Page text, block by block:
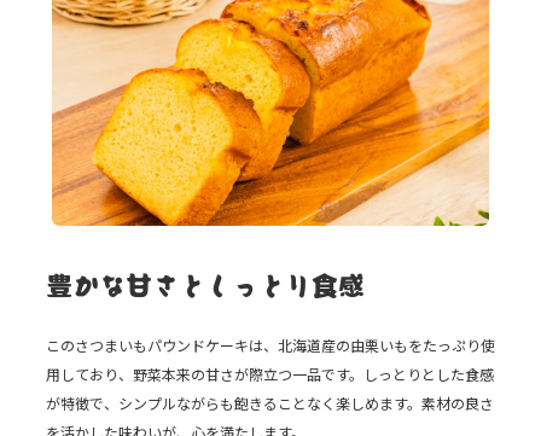
豊かな甘さとしっとり食感
このさつまいもパウンドケーキは、北海道産の由栗いもをたっぷり使
用しており、野菜本来の甘さが際立つ一品です。しっとりとした食感
が特徴で、シンプルながらも飽きることなく楽しめます。素材の良さ
を活かした味わいが、心を満たします。